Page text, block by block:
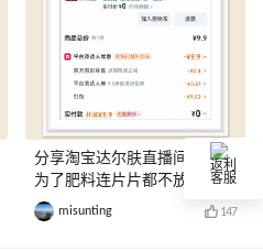
分享淘宝达尔肤直播间羊毛，
为了肥料连片片都不放过！
misunting 147
返利
客服